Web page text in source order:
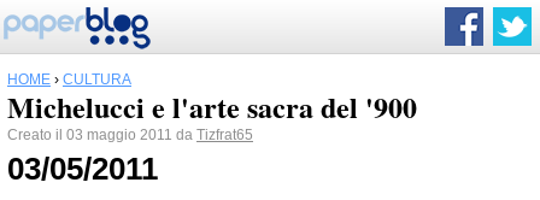
HOME › CULTURA
Michelucci e l'arte sacra del '900
Creato il 03 maggio 2011 da Tizfrat65
03/05/2011